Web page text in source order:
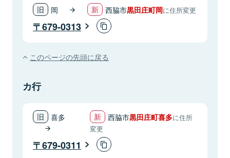
岡 西脇市黒田庄町岡に住所変更
679-0313
このページの先頭に戻る
カ行
喜多 西脇市黒田庄町喜多に住所
変更
679-0311